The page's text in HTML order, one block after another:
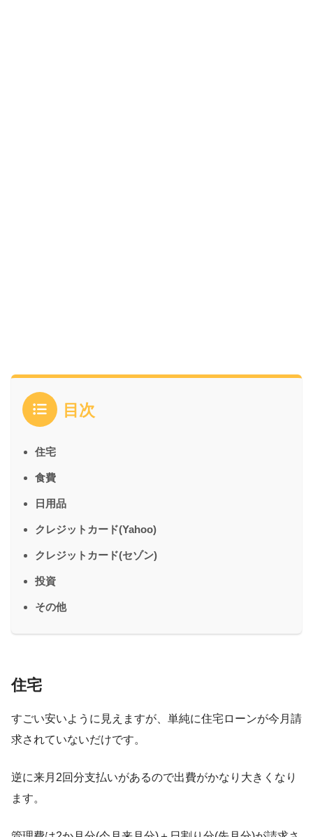
目次
住宅
食費
日用品
クレジットカード(Yahoo)
クレジットカード(セゾン)
投資
その他
住宅
すごい安いように見えますが、単純に住宅ローンが今月請
求されていないだけです。
逆に来月2回分支払いがあるので出費がかなり大きくなり
ます。